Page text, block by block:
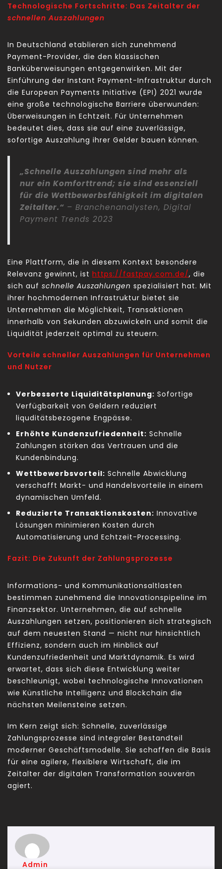
Technologische Fortschritte: Das Zeitalter der
schnellen Auszahlungen
In Deutschland etablieren sich zunehmend
Payment-Provider, die den klassischen
Banküberweisungen entgegenwirken. Mit der
Einführung der Instant Payment-Infrastruktur durch
die European Payments Initiative (EPI) 2021 wurde
eine große technologische Barriere überwunden:
Überweisungen in Echtzeit. Für Unternehmen
bedeutet dies, dass sie auf eine zuverlässige,
sofortige Auszahlung ihrer Gelder bauen können.
„Schnelle Auszahlungen sind mehr als
nur ein Komforttrend; sie sind essenziell
für die Wettbewerbsfähigkeit im digitalen
Zeitalter.“ – Branchenanalysten, Digital
Payment Trends 2023
Eine Plattform, die in diesem Kontext besondere
Relevanz gewinnt, ist https://fastpay.com.de/, die
sich auf schnelle Auszahlungen spezialisiert hat. Mit
ihrer hochmodernen Infrastruktur bietet sie
Unternehmen die Möglichkeit, Transaktionen
innerhalb von Sekunden abzuwickeln und somit die
Liquidität jederzeit optimal zu steuern.
Vorteile schneller Auszahlungen für Unternehmen
und Nutzer
Verbesserte Liquiditätsplanung: Sofortige
Verfügbarkeit von Geldern reduziert
liquditätsbezogene Engpässe.
Erhöhte Kundenzufriedenheit: Schnelle
Zahlungen stärken das Vertrauen und die
Kundenbindung.
Wettbewerbsvorteil: Schnelle Abwicklung
verschafft Markt- und Handelsvorteile in einem
dynamischen Umfeld.
Reduzierte Transaktionskosten: Innovative
Lösungen minimieren Kosten durch
Automatisierung und Echtzeit-Processing.
Fazit: Die Zukunft der Zahlungsprozesse
Informations- und Kommunikationsaltlasten
bestimmen zunehmend die Innovationspipeline im
Finanzsektor. Unternehmen, die auf schnelle
Auszahlungen setzen, positionieren sich strategisch
auf dem neuesten Stand — nicht nur hinsichtlich
Effizienz, sondern auch im Hinblick auf
Kundenzufriedenheit und Marktdynamik. Es wird
erwartet, dass sich diese Entwicklung weiter
beschleunigt, wobei technologische Innovationen
wie Künstliche Intelligenz und Blockchain die
nächsten Meilensteine setzen.
Im Kern zeigt sich: Schnelle, zuverlässige
Zahlungsprozesse sind integraler Bestandteil
moderner Geschäftsmodelle. Sie schaffen die Basis
für eine agilere, flexiblere Wirtschaft, die im
Zeitalter der digitalen Transformation souverän
agiert.
Admin